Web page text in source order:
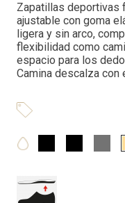
Zapatillas deportivas
ajustable con goma
ligera y sin arco,
flexibilidad como
espacio para los
Camina descalza con